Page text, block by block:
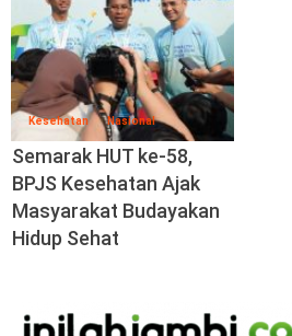
Kesehatan Nasional
Semarak HUT ke-58,
BPJS Kesehatan Ajak
Masyarakat Budayakan
Hidup Sehat